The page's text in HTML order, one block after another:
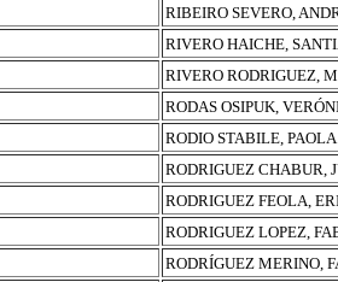
RIBEIRO SEVERO,
RIVERO HAICHE,
RIVERO RODRIGUEZ,
RODAS OSIPUK,
RODIO STABILE, PAOLA
RODRIGUEZ CHABUR,
RODRIGUEZ FEOLA,
RODRIGUEZ LOPEZ,
RODRÍGUEZ MERINO,